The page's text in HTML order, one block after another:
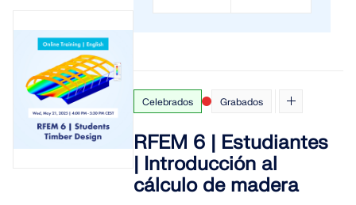
Celebrados Grabados
RFEM 6 | Estudiantes
| Introducción al
cálculo de madera